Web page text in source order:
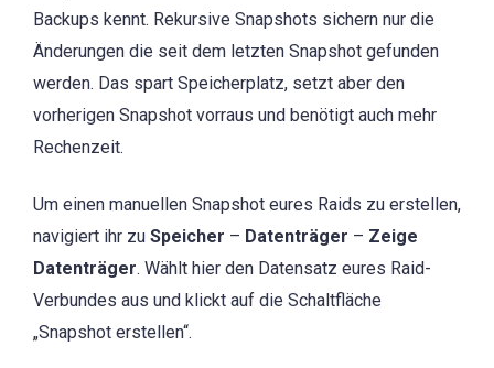
Backups kennt. Rekursive Snapshots sichern nur die
Änderungen die seit dem letzten Snapshot gefunden
werden. Das spart Speicherplatz, setzt aber den
vorherigen Snapshot vorraus und benötigt auch mehr
Rechenzeit.
Um einen manuellen Snapshot eures Raids zu erstellen,
navigiert ihr zu Speicher – Datenträger – Zeige
Datenträger. Wählt hier den Datensatz eures Raid-
Verbundes aus und klickt auf die Schaltfläche
„Snapshot erstellen“.